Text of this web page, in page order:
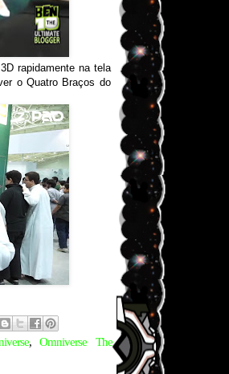
rapidamente na tela
o Quatro Braços do
,Omniverse The